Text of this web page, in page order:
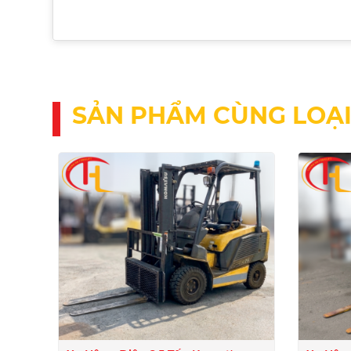
SẢN PHẨM CÙNG LOẠI